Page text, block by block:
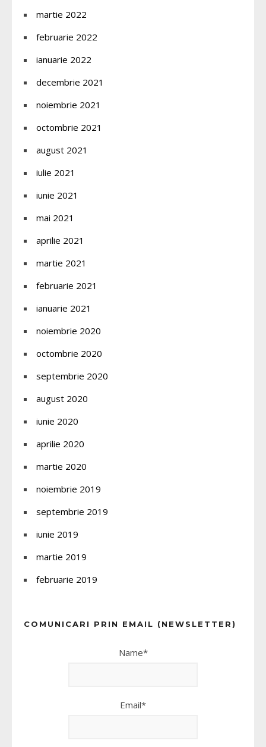
martie 2022
februarie 2022
ianuarie 2022
decembrie 2021
noiembrie 2021
octombrie 2021
august 2021
iulie 2021
iunie 2021
mai 2021
aprilie 2021
martie 2021
februarie 2021
ianuarie 2021
noiembrie 2020
octombrie 2020
septembrie 2020
august 2020
iunie 2020
aprilie 2020
martie 2020
noiembrie 2019
septembrie 2019
iunie 2019
martie 2019
februarie 2019
COMUNICARI PRIN EMAIL (NEWSLETTER)
Name*
Email*